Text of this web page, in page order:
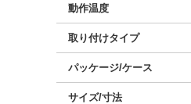
動作温度
取り付けタイプ
パッケージ/ケース
サイズ/寸法